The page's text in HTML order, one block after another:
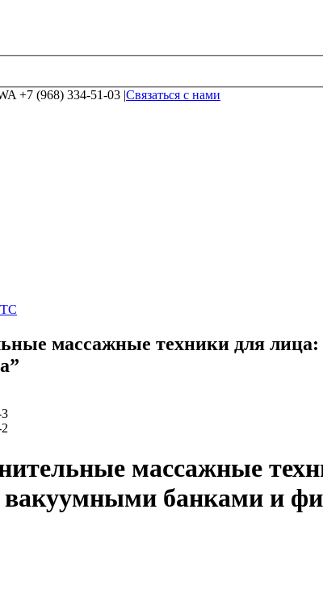
+7 (968) 334-51-03 |Связаться с нами
массажные техники для
массажные
банками и